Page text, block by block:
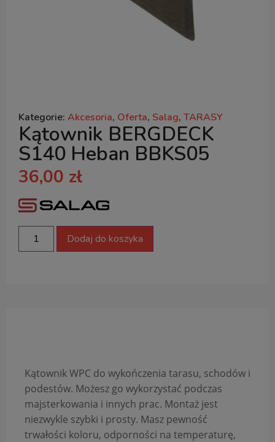
Kategorie: Akcesoria, Oferta, Salag, TARASY
Kątownik BERGDECK
S140 Heban BBKS05
36,00 zł
Dodaj do koszyka
Kątownik WPC do wykończenia tarasu, schodów i
podestów. Możesz go wykorzystać podczas
majsterkowania i innych prac. Montaż jest
niezwykle szybki i prosty. Masz pewność
trwałości koloru, odporności na temperaturę,